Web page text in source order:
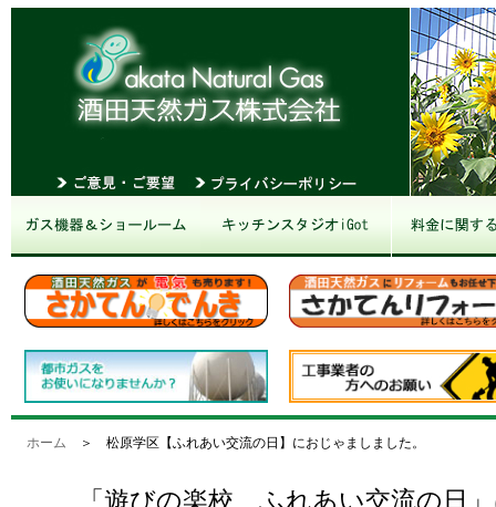
ホーム ＞ 松原学区【ふれあい交流の日】におじゃましました。
「遊びの楽校 ふれあい交流の日」